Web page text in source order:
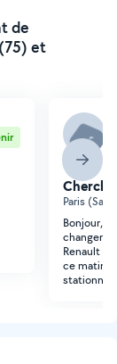
de
et
Paris
Bonjour,
changer
Renault
ce matin.